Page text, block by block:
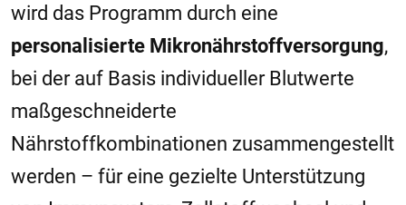
wird das Programm durch eine
personalisierte Mikronährstoffversorgung,
bei der auf Basis individueller Blutwerte
maßgeschneiderte
Nährstoffkombinationen zusammengestellt
werden – für eine gezielte Unterstützung